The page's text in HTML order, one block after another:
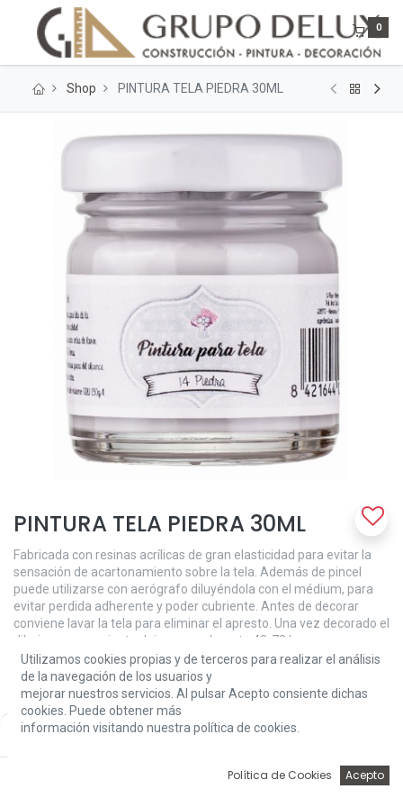
Price:
Add to Cart
0
Shop PINTURA TELA PIEDRA 30ML
PINTURA TELA PIEDRA 30ML
Fabricada con resinas acrílicas de gran elasticidad para evitar la
sensación de acartonamiento sobre la tela. Además de pincel
puede utilizarse con aerógrafo diluyéndola con el médium, para
evitar perdida adherente y poder cubriente. Antes de decorar
conviene lavar la tela para eliminar el apresto. Una vez decorado el
dibujo es conveniente dejar secar durante 48-72 horas para que
quede la pintura totalmente seca y poder lavar la prenda. La
pintura para tela Amelie es altamente resistente al lavado a mano
o máquina.
3,24€
Utilizamos cookies propias y de terceros para realizar el análisis
de la navegación de los usuarios y
mejorar nuestros servicios. Al pulsar Acepto consiente dichas
cookies. Puede obtener más
información visitando nuestra política de cookies.
Política de Cookies Acepto